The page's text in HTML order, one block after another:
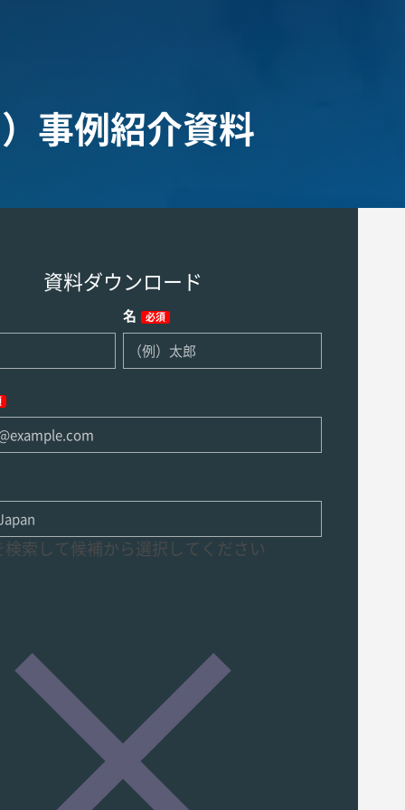
事例紹介資料
資料ダウンロード
名 必須
索して候補から選択してください